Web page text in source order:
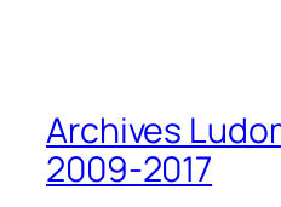
Archives
2009-2017